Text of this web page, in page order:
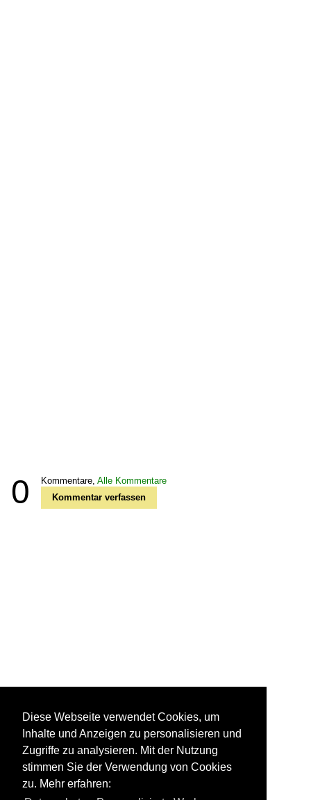
0 Kommentare, Alle Kommentare
Kommentar verfassen
Diese Webseite verwendet Cookies, um
Inhalte und Anzeigen zu personalisieren und
Zugriffe zu analysieren. Mit der Nutzung
stimmen Sie der Verwendung von Cookies
zu. Mehr erfahren: